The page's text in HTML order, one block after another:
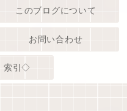
このブログについて
お問い合わせ
索引◇